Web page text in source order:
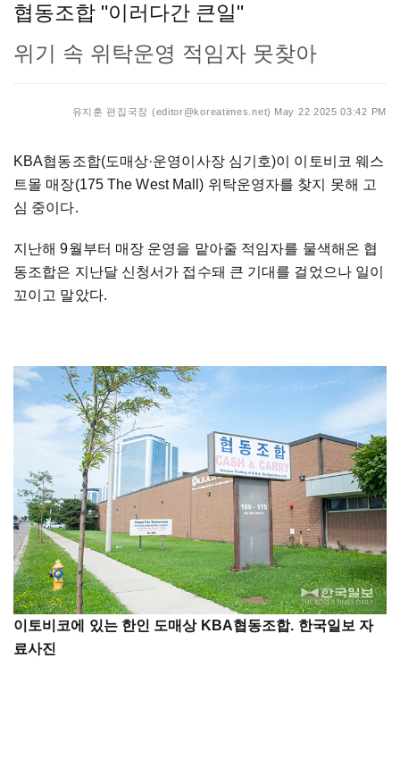
협동조합 "이러다간 큰일"
위기 속 위탁운영 적임자 못찾아
유지훈 편집국장 (editor@koreatimes.net) May 22 2025 03:42 PM
KBA협동조합(도매상·운영이사장 심기호)이 이토비코 웨스
트몰 매장(175 The West Mall) 위탁운영자를 찾지 못해 고
심 중이다.
지난해 9월부터 매장 운영을 맡아줄 적임자를 물색해온 협
동조합은 지난달 신청서가 접수돼 큰 기대를 걸었으나 일이
꼬이고 말았다.
이토비코에 있는 한인 도매상 KBA협동조합. 한국일보 자
료사진